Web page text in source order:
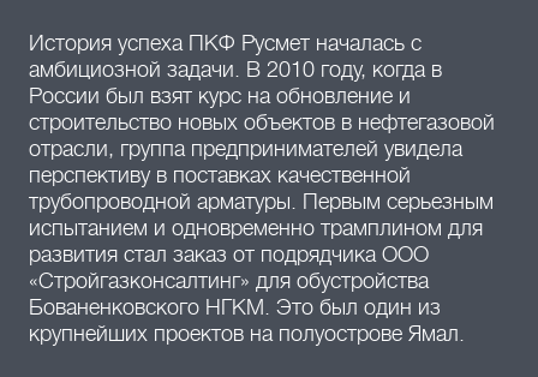
История успеха ПКФ Русмет началась с
амбициозной задачи. В 2010 году, когда в
России был взят курс на обновление и
строительство новых объектов в нефтегазовой
отрасли, группа предпринимателей увидела
перспективу в поставках качественной
трубопроводной арматуры. Первым серьезным
испытанием и одновременно трамплином для
развития стал заказ от подрядчика ООО
«Стройгазконсалтинг» для обустройства
Бованенковского НГКМ. Это был один из
крупнейших проектов на полуострове Ямал.